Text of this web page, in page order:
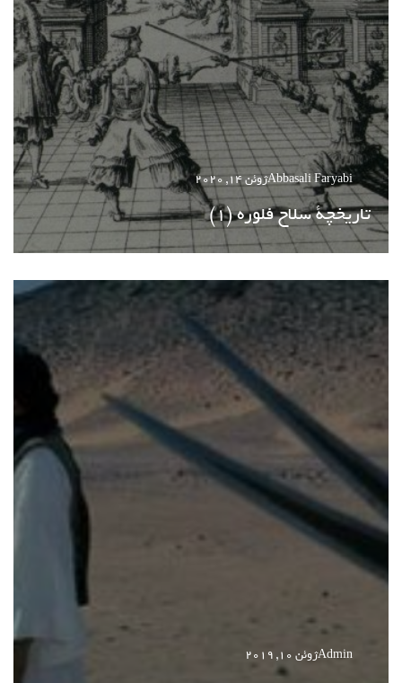
Abbasali Faryabiژوئن 14, 2020
تاریخچة سلاح فلوره (1)
Adminژوئن 10, 2019